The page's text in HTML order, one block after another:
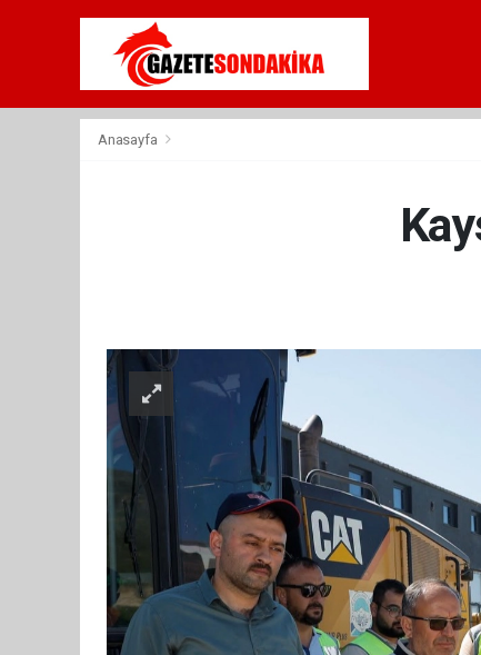
Anasayfa